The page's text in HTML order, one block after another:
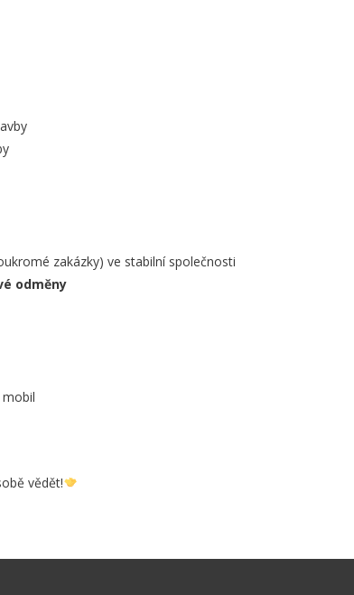
zakázky) ve stabilní společnosti
odměny
vědět!